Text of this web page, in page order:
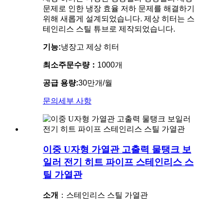
문제로 인한 냉장 효율 저하 문제를 해결하기
위해 새롭게 설계되었습니다. 제상 히터는 스
테인리스 스틸 튜브로 제작되었습니다.
기능:냉장고 제상 히터
최소주문수량： 1000개
공급 용량:30만개/월
문의 세부 사항
이중 U자형 가열관 고출력 물탱크 보
일러 전기 히트 파이프 스테인리스 스
틸 가열관
소개 ：스테인리스 스틸 가열관